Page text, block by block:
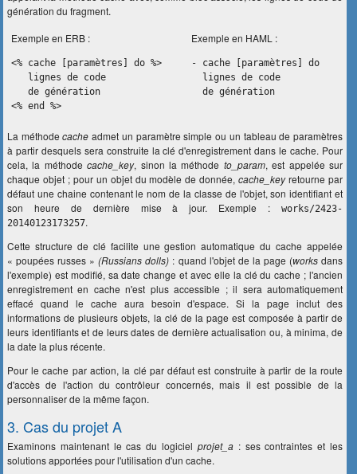
génération du fragment.
Exemple en ERB :
<% cache [paramètres] do %>
lignes de code
de génération
<% end %>
Exemple en HAML :
- cache [paramètres] do
lignes de code
de génération
La méthodecache admet un paramètre simple ou un tableau de paramètres
à partir desquels sera construite la clé d'enregistrement dans le cache. Pour
cela, la méthodecache_key, sinon la méthode to_param, est appelée sur
chaque objet ; pour un objet du modèle de donnée,cache_keyretourne par
défaut une chaine contenant le nom de la classe de l'objet, son identifiant et
son heure de dernière mise à jour. Exemple :works/2423-
20140123173257.
Cette structure de clé facilite une gestion automatique du cache appelée
« poupées russes »(Russians dolls) : quand l'objet de la page (works dans
l'exemple) est modifié, sa date change et avec elle la clé du cache ; l'ancien
enregistrement en cache n'est plus accessible ; il sera automatiquement
effacé quand le cache aura besoin d'espace. Si la page inclut des
informations de plusieurs objets, la clé de la page est composée à partir de
leurs identifiants et de leurs dates de dernière actualisation ou, à minima, de
la date la plus récente.
Pour le cache par action, la clé par défaut est construite à partir de la route
d'accès de l'action du contrôleur concernés, mais il est possible de la
personnaliser de la même façon.
3. Cas du projet A
Examinons maintenant le cas du logiciel projet_a : ses contraintes et les
solutions apportées pour l'utilisation d'un cache.